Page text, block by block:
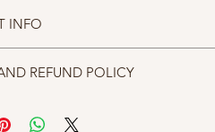
INFO
210m
REFUND POLICY
數量有限，售出後無法退換，敬請見諒。